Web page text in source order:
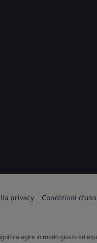
privacy Condizioni d’uso
agire in modo giusto ed